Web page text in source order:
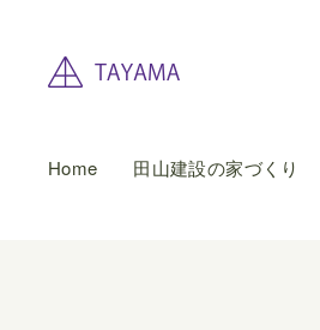
Home 田山建設の家づくり